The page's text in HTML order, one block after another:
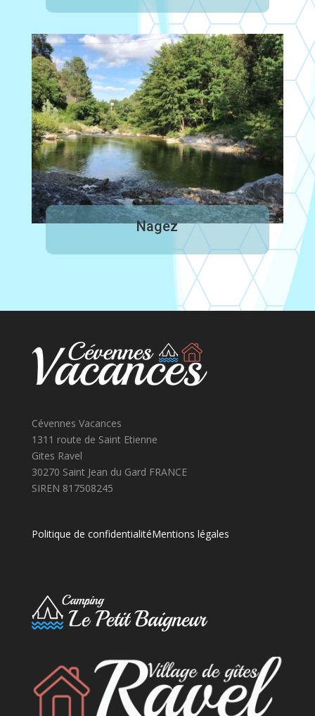
Nagez
Cévennes Vacances
1311 route de Saint Etienne
Gites Ravel
30270 Saint Jean du Gard FRANCE
SIREN 817508245
Politique de confidentialitéMentions légales